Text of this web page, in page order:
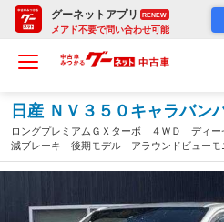
グーネットアプリ RENEW
メアド不要で問い合わせ可能
日産 ＮＶ３５０キャラバン
ロングプレミアムＧＸターボ ４ＷＤ ディ
減ブレーキ 後期モデル アラウンドビュー
キット ＬＥＤヘッドライト デイトナホイ
ナビ ブルートゥース フルセグ スマートキ